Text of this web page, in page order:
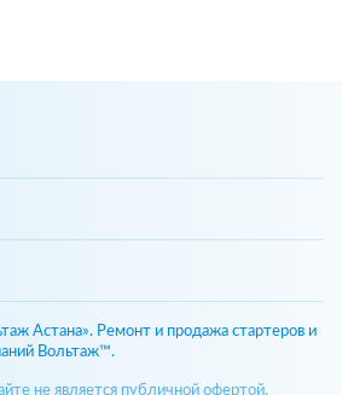
Астана». Ремонт и продажа стартеров и
Вольтаж™.
не является публичной офертой,